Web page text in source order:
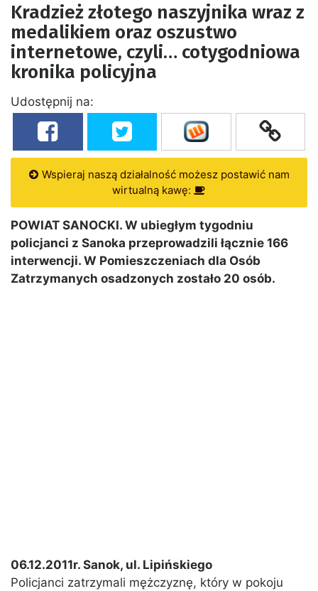
Kradzież złotego naszyjnika wraz z
medalikiem oraz oszustwo
internetowe, czyli… cotygodniowa
kronika policyjna
Udostępnij na:
Wspieraj naszą działalność możesz postawić nam
wirtualną kawę:
POWIAT SANOCKI. W ubiegłym tygodniu
policjanci z Sanoka przeprowadzili łącznie 166
interwencji. W Pomieszczeniach dla Osób
Zatrzymanych osadzonych zostało 20 osób.
06.12.2011r. Sanok, ul. Lipińskiego
Policjanci zatrzymali mężczyznę, który w pokoju